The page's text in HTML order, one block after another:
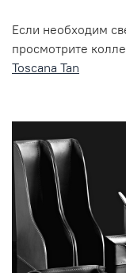
Если необходим
просмотрите
Toscana Tan